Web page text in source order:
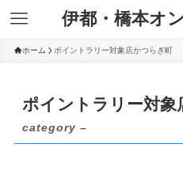
伊都・橋本オ
ホーム ポイントラリー対象店かつらぎ町
ポイントラリー対象
category –